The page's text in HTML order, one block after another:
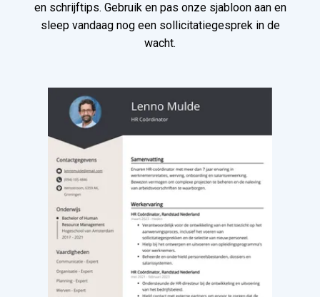
en schrijftips. Gebruik en pas onze sjabloon aan en
sleep vandaag nog een sollicitatiegesprek in de
wacht.